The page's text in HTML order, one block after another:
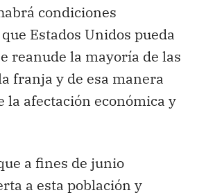
condiciones
Estados Unidos pueda
reanude la mayoría de las
franja y de esa manera
la afectación económica y
a fines de junio
a esta población y